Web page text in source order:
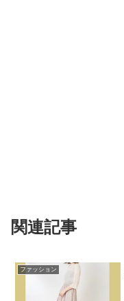
関連記事
ファッション